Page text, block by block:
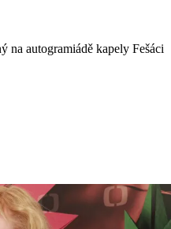
na autogramiádě kapely Fešáci